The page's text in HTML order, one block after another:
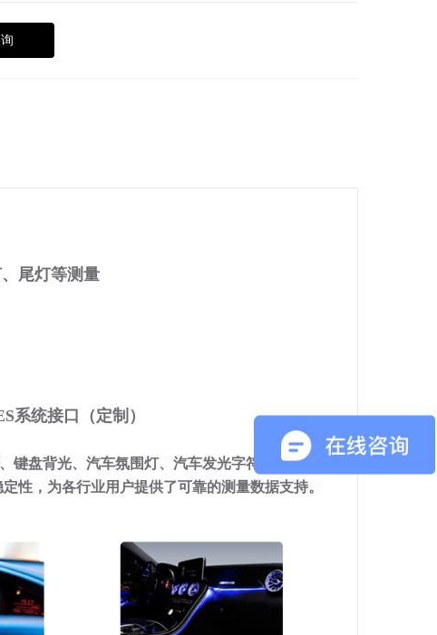
尾灯等测量
系统接口（定制）
键盘背光、汽车氛围灯、汽车发光字符按键/航空
性，为各行业用户提供了可靠的测量数据支持。